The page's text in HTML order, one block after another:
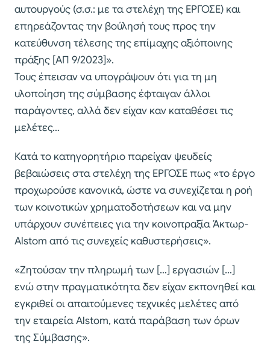
αυτουργούς (σ.σ.: με τα στελέχη της ΕΡΓΟΣΕ) και
επηρεάζοντας την βούλησή τους προς την
κατεύθυνση τέλεσης της επίμαχης αξιόποινης
πράξης [ΑΠ 9/2023]».
Τους έπεισαν να υπογράψουν ότι για τη μη
υλοποίηση της σύμβασης έφταιγαν άλλοι
παράγοντες, αλλά δεν είχαν καν καταθέσει τις
μελέτες…
Κατά το κατηγορητήριο παρείχαν ψευδείς
βεβαιώσεις στα στελέχη της ΕΡΓΟΣΕ πως «το έργο
προχωρούσε κανονικά, ώστε να συνεχίζεται η ροή
των κοινοτικών χρηματοδοτήσεων και να μην
υπάρχουν συνέπειες για την κοινοπραξία Άκτωρ-
Alstom από τις συνεχείς καθυστερήσεις».
«Ζητούσαν την πληρωμή των […] εργασιών […]
ενώ στην πραγματικότητα δεν είχαν εκπονηθεί και
εγκριθεί οι απαιτούμενες τεχνικές μελέτες από
την εταιρεία Alstom, κατά παράβαση των όρων
της Σύμβασης».